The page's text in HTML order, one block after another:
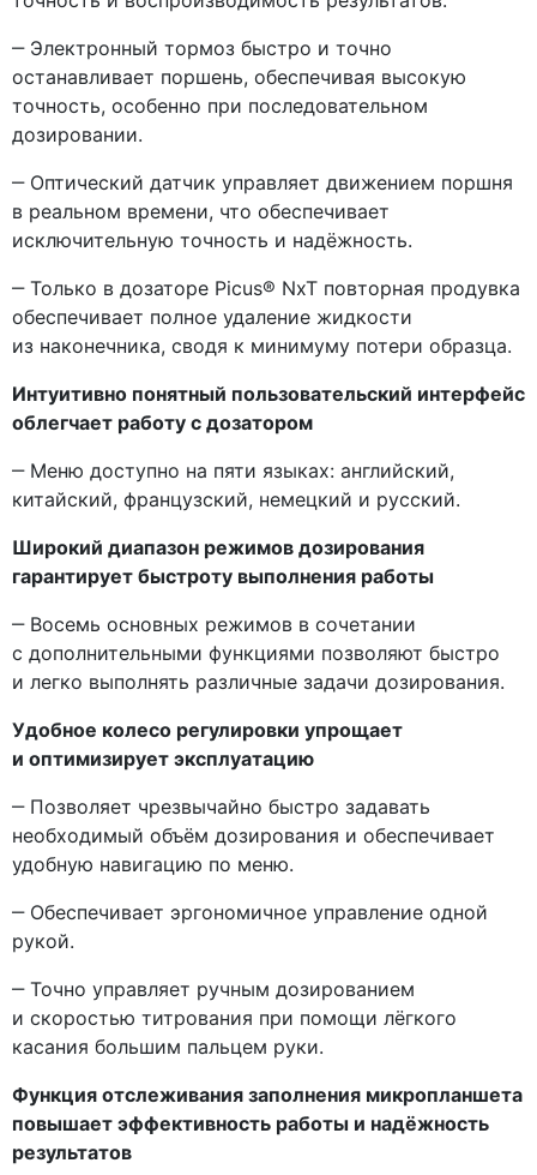
‒ Электронный тормоз быстро и точно
останавливает поршень, обеспечивая высокую
точность, особенно при последовательном
дозировании.
‒ Оптический датчик управляет движением поршня
в реальном времени, что обеспечивает
исключительную точность и надёжность.
‒ Только в дозаторе Picus® NxT повторная продувка
обеспечивает полное удаление жидкости
из наконечника, сводя к минимуму потери образца.
Интуитивно понятный пользовательский интерфейс
облегчает работу с дозатором
‒ Меню доступно на пяти языках: английский,
китайский, французский, немецкий и русский.
Широкий диапазон режимов дозирования
гарантирует быстроту выполнения работы
‒ Восемь основных режимов в сочетании
с дополнительными функциями позволяют быстро
и легко выполнять различные задачи дозирования.
Удобное колесо регулировки упрощает
и оптимизирует эксплуатацию
‒ Позволяет чрезвычайно быстро задавать
необходимый объём дозирования и обеспечивает
удобную навигацию по меню.
‒ Обеспечивает эргономичное управление одной
рукой.
‒ Точно управляет ручным дозированием
и скоростью титрования при помощи лёгкого
касания большим пальцем руки.
Функция отслеживания заполнения микропланшета
повышает эффективность работы и надёжность
результатов